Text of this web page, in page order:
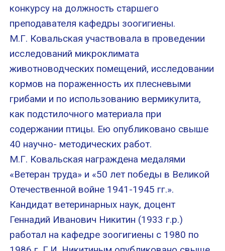
конкурсу на должность старшего
преподавателя кафедры зоогигиены.
М.Г. Ковальская участвовала в проведении
исследований микроклимата
животноводческих помещений, исследовании
кормов на пораженность их плесневыми
грибами и по использованию вермикулита,
как подстилочного материала при
содержании птицы. Ею опубликовано свыше
40 научно- методических работ.
М.Г. Ковальская награждена медалями
«Ветеран труда» и «50 лет победы в Великой
Отечественной войне 1941-1945 гг.».
Кандидат ветеринарных наук, доцент
Геннадий Иванович Никитин (1933 г.р.)
работал на кафедре зоогигиены с 1980 по